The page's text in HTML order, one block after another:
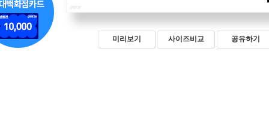
미리보기 사이즈비교 공유하기